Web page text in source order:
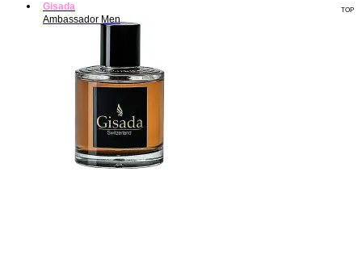
Gisada
Ambassador Men
TOP